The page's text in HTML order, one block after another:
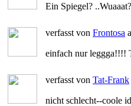
Ein Spiegel?
verfasst von Frontosa
einfach nur leggga!!!!
verfasst von Tat-Frank
nicht schlecht--coole